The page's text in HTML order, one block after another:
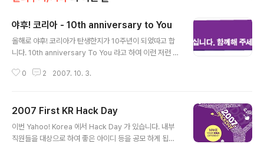
야후! 코리아 - 10th anniversary to You
올해로 야후! 코리아가 탄생한지가 10주년이 되었따고 합
니다. 10th anniversary To You 라고 하여 이런 저런 행
있지만.. 예전에는 인터넷 == 야후! 할 정도 였었으니... 인
야후에서 와서 일을 하기 시작한지가 2년이 다 되어 갑니
다.. 작년 2006년에는 WBC 동영상 중계를 담당을 하였
었고... 뉴스, 게시판, 뉴스댓글 개편을 진행을 하였고요...
0 2 2007. 10. 3.
2007 First KR Hack Day
이번 Yahoo! Korea 에서 Hack Day 가 있습니다. 내부
직원들을 대상으로 하여 좋은 아이디 등을 공모 하게 됩니